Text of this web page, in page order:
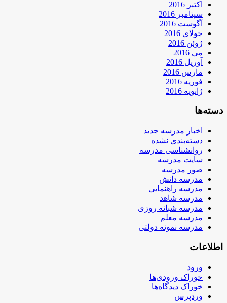
اکتبر 2016
سپتامبر 2016
آگوست 2016
جولای 2016
ژوئن 2016
می 2016
آوریل 2016
مارس 2016
فوریه 2016
ژانویه 2016
دسته‌ها
اخبار مدرسه جدید
دسته‌بندی نشده
روانشناسی مدرسه
سایت مدرسه
صور مدرسه
مدرسه دانش
مدرسه راهنمایی
مدرسه شاهد
مدرسه شبانه روزی
مدرسه معلم
مدرسه نمونه دولتی
اطلاعات
ورود
خوراک ورودی‌ها
خوراک دیدگاه‌ها
وردپرس